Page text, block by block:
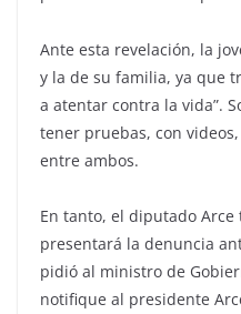
Ante esta revelación, la
y la de su familia, ya que
a atentar contra la vida”.
tener pruebas, con
entre ambos.
En tanto, el diputado
presentará la denuncia
pidió al ministro de
notifique al presidente